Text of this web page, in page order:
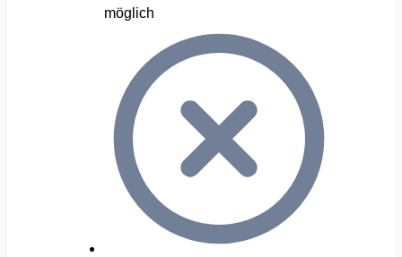
möglich